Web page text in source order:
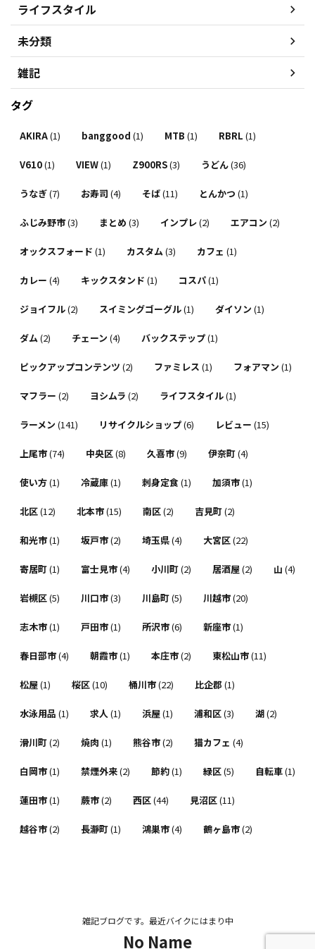
ライフスタイル
未分類
雑記
タグ
AKIRA(1) banggood (1) MTB (1) RBRL (1)
V610(1) VIEW(1) Z900RS(3) うどん(36)
うなぎ(7) お寿司 (4) そば(11) とんかつ (1)
ふじみ野市(3) まとめ (3) インプレ(2) エアコン (2)
オックスフォード (1) カスタム(3) カフェ (1)
カレー (4) キックスタンド (1) コスパ(1)
ジョイフル(2) スイミングゴーグル(1) ダイソン (1)
ダム(2) チェーン (4) バックステップ(1)
ピックアップコンテンツ (2) ファミレス (1) フォアマン (1)
マフラー (2) ヨシムラ (2) ライフスタイル(1)
ラーメン (141) リサイクルショップ(6) レビュー (15)
上尾市(74) 中央区(8) 久喜市(9) 伊奈町(4)
使い方(1) 冷蔵庫(1) 刺身定食(1) 加須市(1)
北区(12) 北本市(15) 南区(2) 吉見町(2)
和光市(1) 坂戸市(2) 埼玉県(4) 大宮区(22)
寄居町(1) 富士見市(4) 小川町(2) 居酒屋(2) 山 (4)
岩槻区(5) 川口市(3) 川島町(5) 川越市(20)
志木市(1) 戸田市(1) 所沢市(6) 新座市(1)
春日部市(4) 朝霞市(1) 本庄市(2) 東松山市(11)
松屋(1) 桜区(10) 桶川市(22) 比企郡 (1)
水泳用品 (1) 求人(1) 浜屋(1) 浦和区(3) 湖(2)
滑川町(2) 焼肉 (1) 熊谷市(2) 猫カフェ (4)
白岡市(1) 禁煙外来(2) 節約(1) 緑区(5) 自転車(1)
蓮田市(1) 蕨市(2) 西区(44) 見沼区(11)
越谷市(2) 長瀞町(1) 鴻巣市(4) 鶴ヶ島市(2)
雑記ブログです。最近バイクにはまり中
No Name